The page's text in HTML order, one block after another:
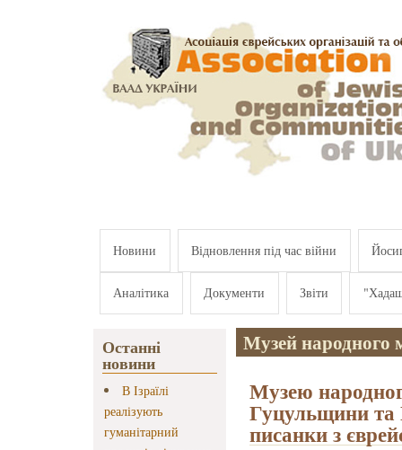
Новини Відновлення під час війни
Аналітика Документи Звіти
Останні
новини
В Ізраїлі
реалізують
гуманітарний
Музей народного
Музею
Гуцульщини та
писанки з